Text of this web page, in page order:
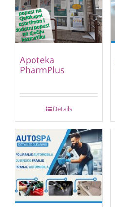
Apoteka
PharmPlus
Details